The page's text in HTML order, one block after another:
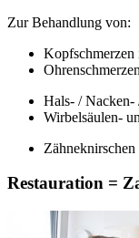
Zur Behandlung von:
Kopfschmerzen
Hals- / Nacken-
Wirbelsäulen-
Restauration =